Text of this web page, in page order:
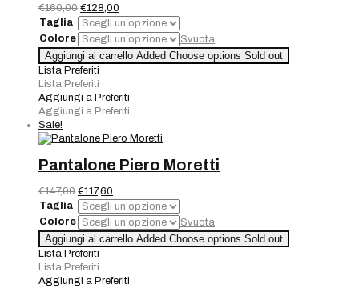
€160,00 Il
prezzo
originale
era:
€160,00.
€128,00
prezzo
attuale
è:
€128,00.
Taglia
Colore
Svuota
Pantalone
"LUCA"
Piero
Moretti
NERO
quantità
Aggiungi al carrello Added Choose options Sold out
Lista Preferiti
Lista Preferiti
Aggiungi a Preferiti
Aggiungi a Preferiti
Sale!
Pantalone Piero Moretti
€147,00 Il
prezzo
originale
era:
€147,00.
€117,60
prezzo
attuale
è:
€117,60.
Taglia
Colore
Svuota
Pantalone
Piero
Moretti
quantità
Aggiungi al carrello Added Choose options Sold out
Lista Preferiti
Lista Preferiti
Aggiungi a Preferiti